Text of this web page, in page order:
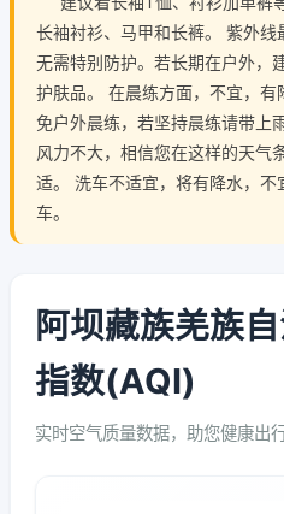
长袖衬衫、马甲和长裤。 紫外线
无需特别防护。若长期在户外，
护肤品。 在晨练方面，不宜，
免户外晨练，若坚持晨练请带上
风力不大，相信您在这样的天气
适。 洗车不适宜，将有降水，
车。
阿坝藏族羌族
指数(AQI)
实时空气质量数据，助您健康出